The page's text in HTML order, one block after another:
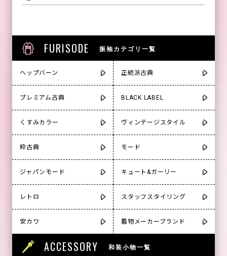
FURISODE 振袖カテゴリ一覧
ヘップバーン 正統派古典
プレミアム古典 BLACK LABEL
くすみカラー ヴィンテージスタイル
粋古典 モード
ジャパンモード キュート&ガーリー
レトロ スタッフスタイリング
安カワ 着物メーカーブランド
ACCESSORY 和装小物一覧